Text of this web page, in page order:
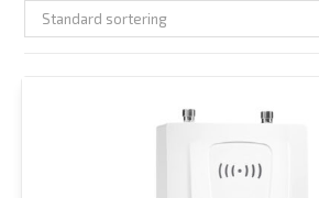
Standard sortering